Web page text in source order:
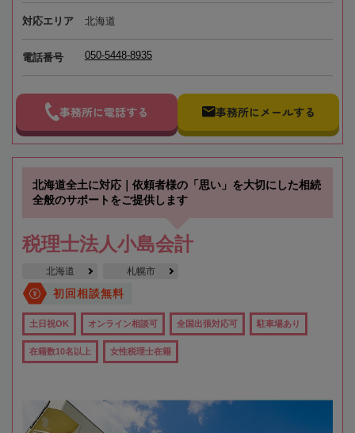
対応エリア 北海道
電話番号 050-5448-8935
事務所に電話する 事務所にメールする
北海道全土に対応｜依頼者様の「思い」を大切にした相続
全般のサポートをご提供します
税理士法人小島会計
北海道 札幌市
初回相談無料
土日祝OK オンライン相談可 全国出張対応可 駐車場あり
在籍数10名以上 女性税理士在籍